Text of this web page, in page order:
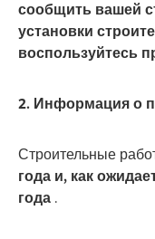
сообщить вашей
установки
воспользуйтесь
2. Информация о
Строительные
года и, как
года .